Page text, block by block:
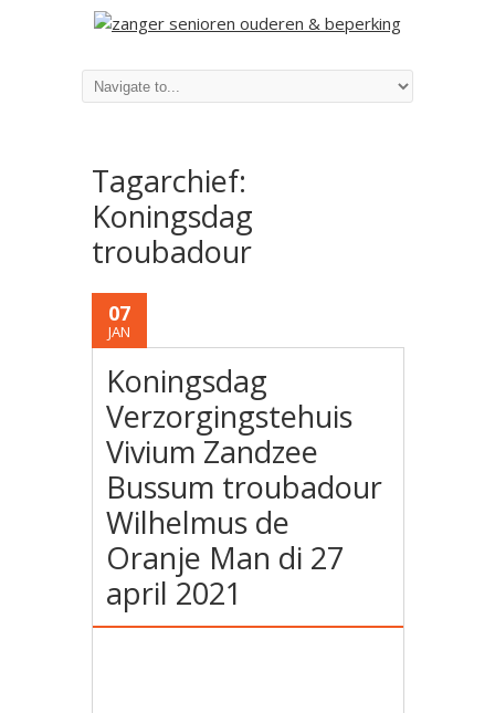
Tagarchief:
Koningsdag
troubadour
07
JAN
Koningsdag
Verzorgingstehuis
Vivium Zandzee
Bussum troubadour
Wilhelmus de
Oranje Man di 27
april 2021